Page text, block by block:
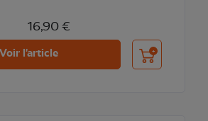
16,90 €
Voir l'article Ajouter au